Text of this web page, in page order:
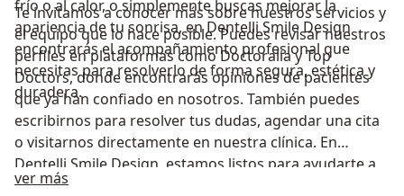
frío o al calor, o simplemente buscas mejorar la
apariencia de tu sonrisa, en Dentelli Smile Design
encontrarás el acompañamiento profesional que
necesitas para resolverlo de forma segura, estética y
duradera.
Te invitamos a conocer más sobre nuestros servicios y
el equipo que lo hace posible. Puedes revisar nuestros
perfiles en plataformas como Doctoralia y Top
Doctors, donde encontrarás opiniones de pacientes
que ya han confiado en nosotros. También puedes
escribirnos para resolver tus dudas, agendar una cita
o visitarnos directamente en nuestra clínica. En
Dentelli Smile Design, estamos listos para ayudarte a
sonreír con confianza.
ver más